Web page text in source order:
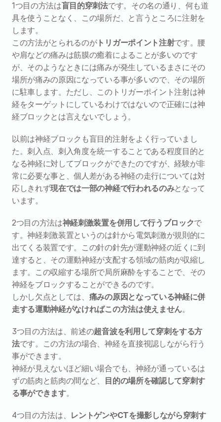
1つ目の方法は盲目的穿刺法です。その名の通り、何も道
具を使うことなく、この場所だ、と言うところに注射を
します。
この方法がとられるのがトリガーポイント注射です。腰
や肩などの痛みは筋膜の癒着によることが多いのです
が、そのようなときには痛みが発生しているまさにその
場所が痛みの原因になっている事が多いので、その場所
に駐車します。ただし、このトリガーポイント注射は神
経をターゲットにしているわけではないので正確には神
経ブロックとは言えないでしょう。
以前は神経ブロックも盲目的注射をよく行っていまし
た。刺入点、刺入角度を統一することである程度目的と
なる神経に対してブロックができたのですが、経験が非
常に必要な事と、個人差がある神経の走行については対
応しきれず現在では一部の神経で行われるのみとなって
います。
2つ目の方法は神経刺激装置を併用して行うブロックで
す。神経刺激装置というのは針から電気刺激が規則的に
出てくる装置です。この針の針先が運動神経の近くに到
達すると、その運動神経が支配する領域の筋肉が収縮し
ます。この収縮する場所で局所麻酔をすることで、その
神経をブロックすることができるのです。
しかし欠点としては、 痛みの原因となっている神経に併
走する運動神経がなければこの方法は使えません。
3つ目の方法は、前述の超音波を利用して穿刺をする方
法です。この方法の場合、神経を直接視認しながら行う
事ができます。
神経が見えないほど細い場合でも、神経が通っているは
ずの筋肉と筋肉の間など、 目的の場所を確認して穿刺す
る事ができます。
4つ目の方法は、 レントゲンやCTを撮影しながら穿刺す